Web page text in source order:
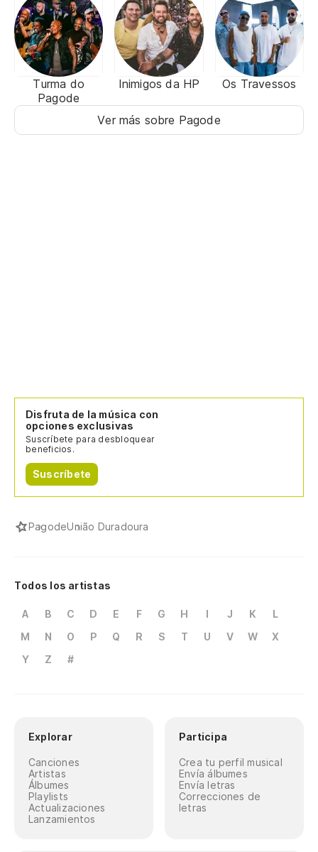
Turma do
Pagode
Inimigos da HP Os Travessos
Ver más sobre Pagode
Disfruta de la música con
opciones exclusivas
Suscríbete para desbloquear
beneficios.
Suscríbete
PagodeUnião Duradoura
Todos los artistas
A B C D E F G H I J K
L
M
N O P Q R S T U V W
X
Y
Z #
Explorar
Canciones
Artistas
Álbumes
Playlists
Actualizaciones
Lanzamientos
Participa
Crea tu perfil musical
Envía álbumes
Envía letras
Correcciones de
letras